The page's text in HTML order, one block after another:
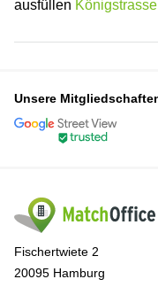
ausfüllen
Unsere
Fischertwiete 2
20095 Hamburg